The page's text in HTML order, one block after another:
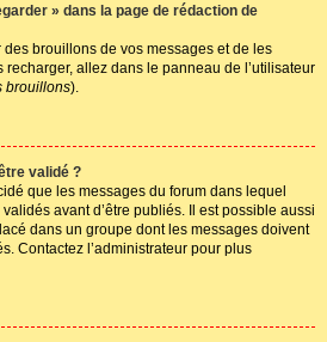
» dans la page de rédaction de
brouillons de vos messages et de les
allez dans le panneau de l’utilisateur
brouillons).
validé ?
que les messages du forum dans lequel
avant d’être publiés. Il est possible aussi
dans un groupe dont les messages doivent
Contactez l’administrateur pour plus